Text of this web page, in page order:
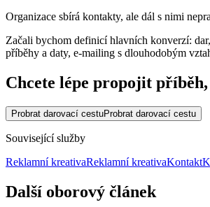
Organizace sbírá kontakty, ale dál s nimi
Začali bychom definicí hlavních konverzí:
příběhy a daty, e-mailing s dlouhodobým
Chcete lépe propojit
Probrat darovací cestuProbrat darovací cestu
Související služby
Reklamní kreativaReklamní kreativaKontakt
Další oborový článek